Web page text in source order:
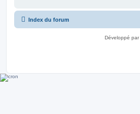
Index du forum
Développé par